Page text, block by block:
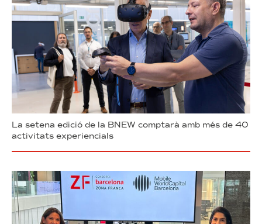
La setena edició de la BNEW comptarà amb més de 40
activitats experiencials